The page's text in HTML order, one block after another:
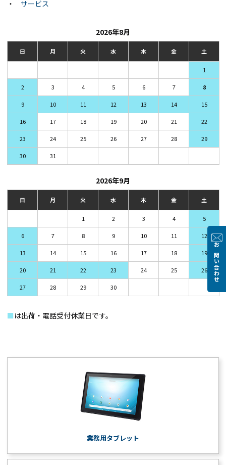
お問い合わせ
・ サービス
2026年8月
日 月 火 水 木 金 土
1
2 3 4 5 6 7 8
9 10 11 12 13 14 15
16 17 18 19 20 21 22
23 24 25 26 27 28 29
30 31
2026年9月
日 月 火 水 木 金 土
1 2 3 4 5
6 7 8 9 10 11 12
13 14 15 16 17 18 19
20 21 22 23 24 25 26
27 28 29 30
■ は出荷・電話受付休業日です。
業務用タブレット